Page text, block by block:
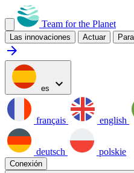
Team for the Planet
Las innovaciones Actuar
arrow_forward
es expand_more
français english
deutsch polskie
Conexión